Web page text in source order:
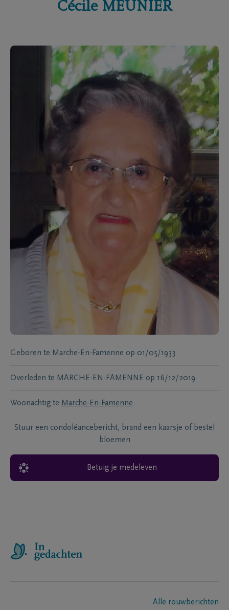
Cécile MEUNIER
Geboren te Marche-En-Famenne op 01/05/1933
Overleden te MARCHE-EN-FAMENNE op 16/12/2019
Woonachtig te Marche-En-Famenne
Stuur een condoléancebericht, brand een kaarsje of bestel
bloemen
Betuig je medeleven
Alle rouwberichten